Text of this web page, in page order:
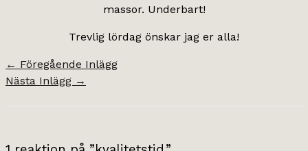
massor. Underbart!
Trevlig lördag önskar jag er alla!
← Föregående Inlägg
Nästa Inlägg →